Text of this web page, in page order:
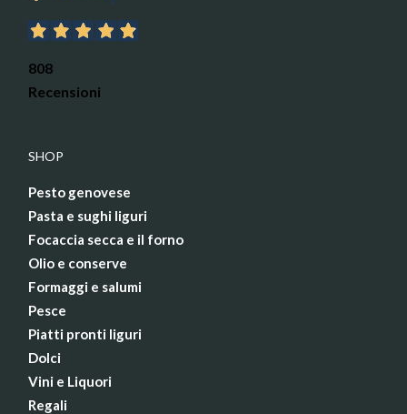
808
Recensioni
SHOP
Pesto genovese
Pasta e sughi liguri
Focaccia secca e il forno
Olio e conserve
Formaggi e salumi
Pesce
Piatti pronti liguri
Dolci
Vini e Liquori
Regali